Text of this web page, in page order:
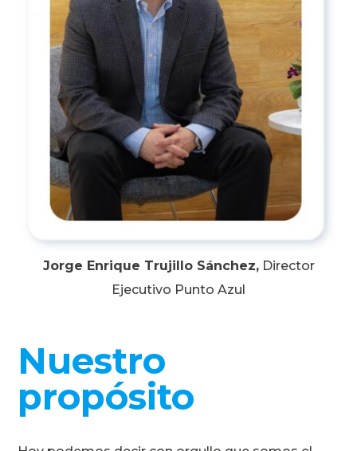
Jorge Enrique Trujillo Sánchez,Director
Ejecutivo Punto Azul
Nuestro
propósito